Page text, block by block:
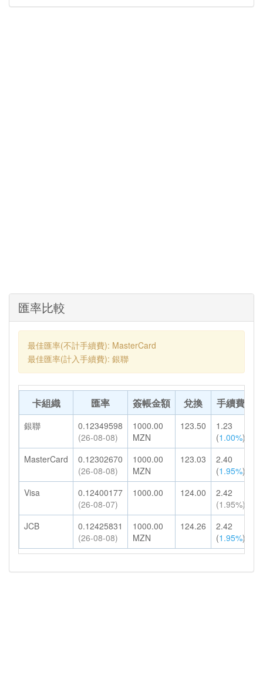
匯率比較
最佳匯率(不計手續費): MasterCard
最佳匯率(計入手續費): 銀聯
卡組織 匯率 簽帳金額 兌換 手續費
銀聯
0.12349598
(26-08-08)
1000.00
MZN
123.50
1.23
(1.00%)
MasterCard
0.12302670
(26-08-08)
1000.00
MZN
123.03
2.40
(1.95%)
Visa
0.12400177
(26-08-07)
1000.00 124.00
2.42
(1.95%)
JCB
0.12425831
(26-08-08)
1000.00
MZN
124.26
2.42
(1.95%)